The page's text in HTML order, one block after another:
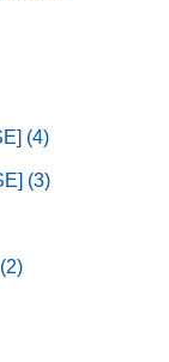
(4)
(3)
(2)